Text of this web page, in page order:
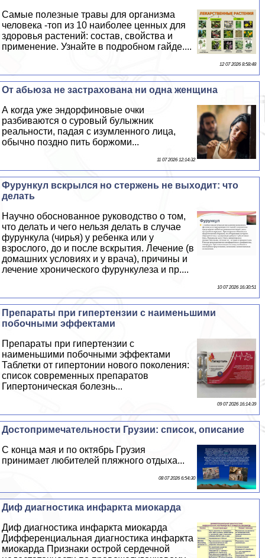
Самые полезные травы для организма
человека -топ из 10 наиболее ценных для
здоровья растений: состав, свойства и
применение. Узнайте в подробном гайде....
12 07 2026 8:58:48
От абьюза не застрахована ни одна женщина
А когда уже эндорфиновые очки
разбиваются о суровый булыжник
реальности, падая с изумленного лица,
обычно поздно пить боржоми...
11 07 2026 12:14:32
Фурункул вскрылся но стержень не выходит: что
делать
Научно обоснованное руководство о том,
что делать и чего нельзя делать в случае
фурункула (чирья) у ребенка или у
взрослого, до и после вскрытия. Лечение (в
домашних условиях и у врача), причины и
лечение хронического фурункулеза и пр....
10 07 2026 16:30:51
Препараты при гипертензии с наименьшими
побочными эффектами
Препараты при гипертензии с
наименьшими побочными эффектами
Таблетки от гипертонии нового поколения:
список современных препаратов
Гипертоническая болезнь...
09 07 2026 16:14:39
Достопримечательности Грузии: список, описание
С конца мая и по октябрь Грузия
принимает любителей пляжного отдыха...
08 07 2026 6:54:30
Диф диагностика инфаркта миокарда
Диф диагностика инфаркта миокарда
Дифференциальная диагностика инфаркта
миокарда Признаки острой сердечной